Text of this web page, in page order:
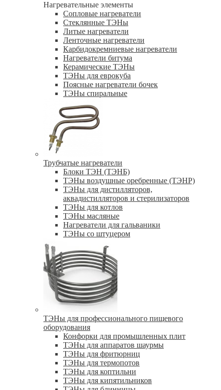
Нагревательные элементы
Сопловые нагреватели
Стеклянные ТЭНы
Литые нагреватели
Ленточные нагреватели
Карбидокремниевые нагреватели
Нагреватели битума
Керамические ТЭНы
ТЭНы для еврокуба
Поясные нагреватели бочек
ТЭНы спиральные
Трубчатые нагреватели
Блоки ТЭН (ТЭНБ)
ТЭНы воздушные оребренные (ТЭНР)
ТЭНы для дистилляторов,
аквадистилляторов и стерилизаторов
ТЭНы для котлов
ТЭНы масляные
Нагреватели для гальваники
ТЭНы со штуцером
ТЭНы для профессионального пищевого
оборудования
Конфорки для промышленных плит
ТЭНы для аппаратов шаурмы
ТЭНы для фритюрниц
ТЭНы для термопотов
ТЭНы для коптильни
ТЭНы для кипятильников